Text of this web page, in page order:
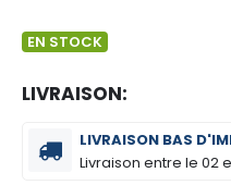
EN STOCK
LIVRAISON:
LIVRAISON BAS
Livraison entre le02